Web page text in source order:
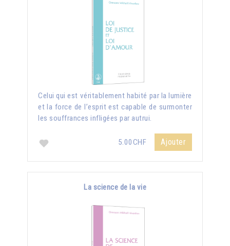
Celui qui est véritablement habité par la lumière
et la force de l’esprit est capable de surmonter
les souffrances infligées par autrui.
5.00CHF Ajouter
La science de la vie